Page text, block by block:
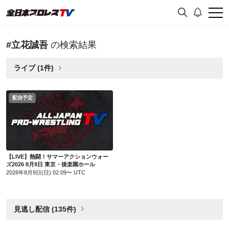
#立花誠吾 の検索結果
ライブ (1件)
配信予定
【LIVE】熱闘！サマーアクションウォーズ2026 8月9日 東京・後楽園ホール
【LIVE】熱闘！サマーアクションウォー
ズ2026 8月9日 東京・後楽園ホール
2026年8月9日(日) 02:09〜 UTC
見逃し配信 (135件)